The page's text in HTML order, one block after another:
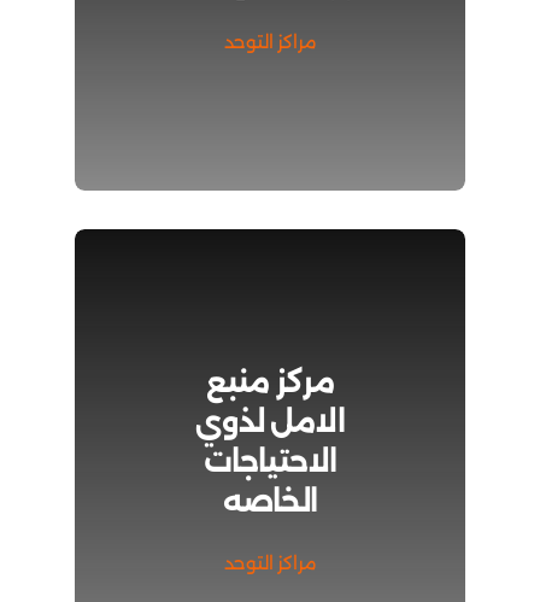
مراكز التوحد
مركز منبع
الامل لذوي
الاحتياجات
الخاصه
مراكز التوحد